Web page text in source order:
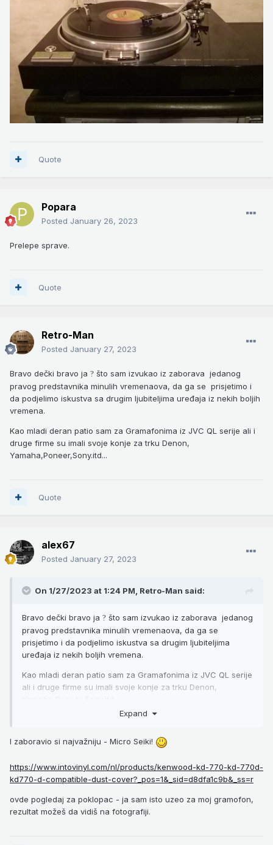
Quote
Popara
Posted January 26, 2023
Prelepe sprave.
Quote
Retro-Man
Posted January 27, 2023
Bravo dečki bravo ja ? što sam izvukao iz zaborava jedanog
pravog predstavnika minulih vremenaova, da ga se prisjetimo i
da podjelimo iskustva sa drugim ljubiteljima uređaja iz nekih boljih
vremena.
Kao mladi deran patio sam za Gramafonima iz JVC QL serije ali i
druge firme su imali svoje konje za trku Denon,
Yamaha,Poneer,Sony.itd...
Quote
alex67
Posted January 27, 2023
On 1/27/2023 at 1:24 PM, Retro-Man said:
Bravo dečki bravo ja ? što sam izvukao iz zaborava jedanog
pravog predstavnika minulih vremenaova, da ga se
prisjetimo i da podjelimo iskustva sa drugim ljubiteljima
uređaja iz nekih boljih vremena.
Kao mladi deran patio sam za Gramafonima iz JVC QL serije
ali i druge firme su imali svoje konje za trku Denon,
Expand
I zaboravio si najvažniju - Micro Seiki!
https://www.intovinyl.com/nl/products/kenwood-kd-770-kd-770d-
kd770-d-compatible-dust-cover?_pos=1&_sid=d8dfa1c9b&_ss=r
ovde pogledaj za poklopac - ja sam isto uzeo za moj gramofon,
rezultat možeš da vidiš na fotografiji.